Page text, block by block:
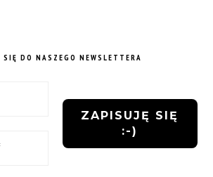
DO NASZEGO NEWSLETTERA